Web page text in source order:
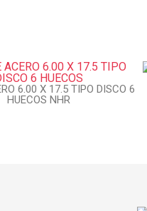
6.00 X 17.5 TIPO DISCO 6
HUECOS NHR